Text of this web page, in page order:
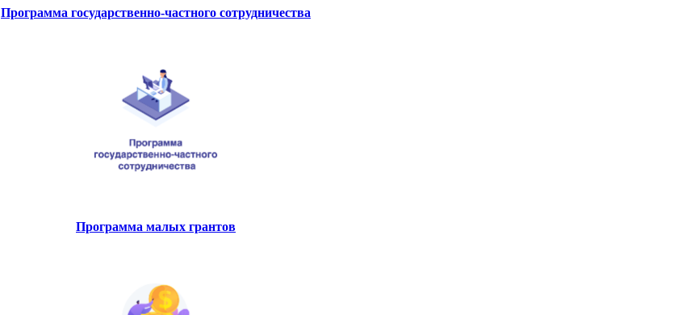
Программа государственно-частного сотрудничества
Программа малых грантов